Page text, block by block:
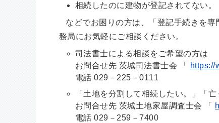
相続したのに建物が登記されてない。
などでお困りの方は、「登記手続きを専
務局にお気軽にご相談ください。
司法書士による相談をご希望の方は
お問合せ先 茨城司法書士会 「
https://
電話 029－225－0111
「土地を分割して相続したい。」「
お問合せ先 茨城土地家屋調査士会 「
電話 029－259－7400